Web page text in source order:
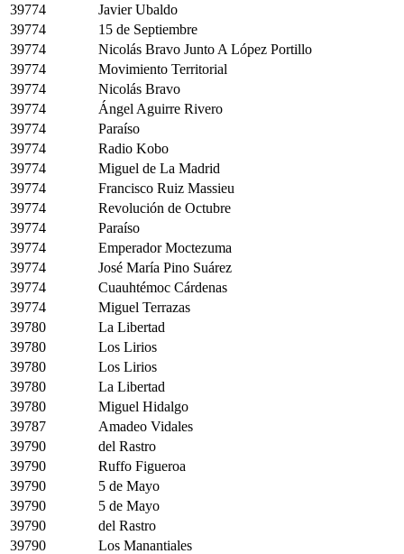
39774
Javier Ubaldo
39774
15 de Septiembre
39774
Nicolás Bravo Junto A López Portillo
39774
Movimiento Territorial
39774
Nicolás Bravo
39774
Ángel Aguirre Rivero
39774
Paraíso
39774
Radio Kobo
39774
Miguel de La Madrid
39774
Francisco Ruiz Massieu
39774
Revolución de Octubre
39774
Paraíso
39774
Emperador Moctezuma
39774
José María Pino Suárez
39774
Cuauhtémoc Cárdenas
39774
Miguel Terrazas
39780
La Libertad
39780
Los Lirios
39780
Los Lirios
39780
La Libertad
39780
Miguel Hidalgo
39787
Amadeo Vidales
39790
del Rastro
39790
Ruffo Figueroa
39790
5 de Mayo
39790
5 de Mayo
39790
del Rastro
39790
Los Manantiales